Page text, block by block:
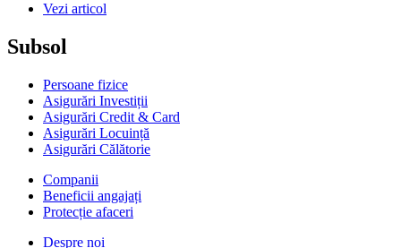
Vezi articol
Subsol
Persoane fizice
Asigurări Investiții
Asigurări Credit & Card
Asigurări Locuință
Asigurări Călătorie
Companii
Beneficii angajați
Protecție afaceri
Despre noi